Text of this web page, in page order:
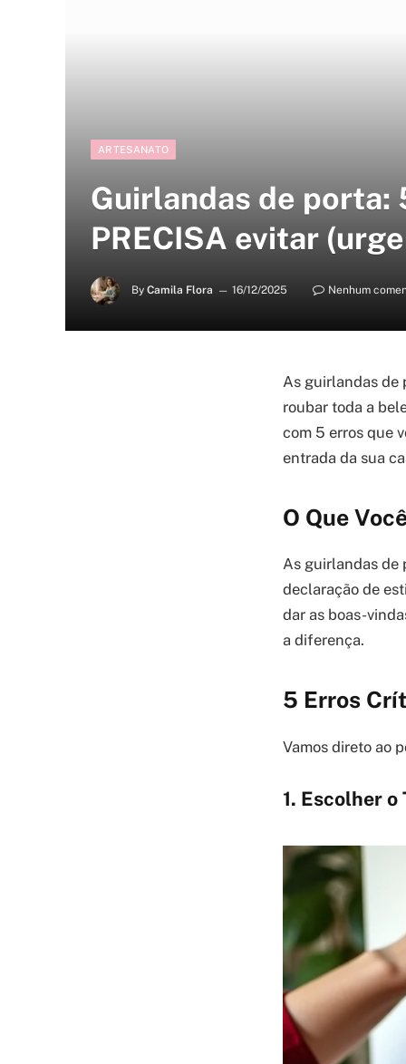
ARTESANATO
Guirlandas de porta:
PRECISA evitar
By Camila Flora 16/12/2025 Nenhum
As guirlandas de
roubar toda a
com 5 erros que
entrada da sua
O Que
As guirlandas de
declaração de
dar as boas-
a diferença.
5 Erros
Vamos direto ao
1. Escolher o